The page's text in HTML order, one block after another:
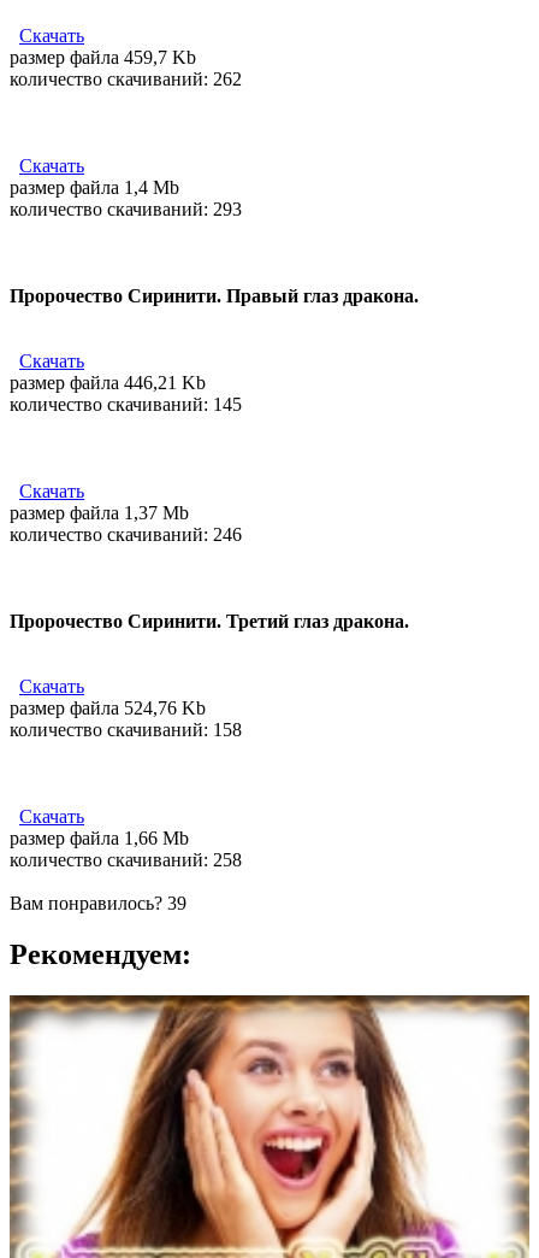
Скачать
размер файла 459,7 Kb
количество cкачиваний: 262
Скачать
размер файла 1,4 Mb
количество cкачиваний: 293
Пророчество Сиринити. Правый глаз дракона.
Скачать
размер файла 446,21 Kb
количество cкачиваний: 145
Скачать
размер файла 1,37 Mb
количество cкачиваний: 246
Пророчество Сиринити. Третий глаз дракона.
Скачать
размер файла 524,76 Kb
количество cкачиваний: 158
Скачать
размер файла 1,66 Mb
количество cкачиваний: 258
Вам понравилось? 39
Рекомендуем: